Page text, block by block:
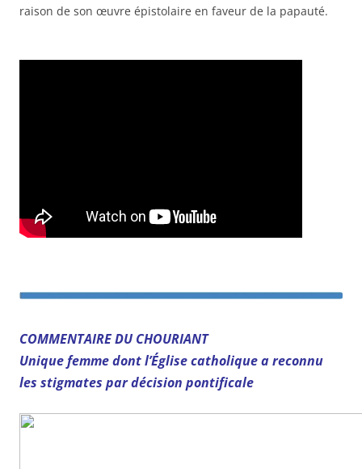
raison de son œuvre épistolaire en faveur de la papauté.
COMMENTAIRE DU CHOURIANT
Unique femme dont l’Église catholique a reconnu
les stigmates par décision pontificale